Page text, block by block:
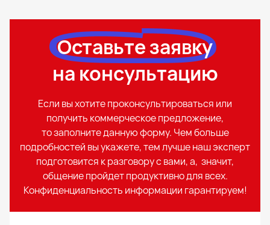
Оставьте заявку
на консультацию
Если вы хотите проконсультироваться или
получить коммерческое предложение,
то заполните данную форму. Чем больше
подробностей вы укажете, тем лучше наш эксперт
подготовится к разговору с вами, а, значит,
общение пройдет продуктивно для всех.
Конфиденциальность информации гарантируем!